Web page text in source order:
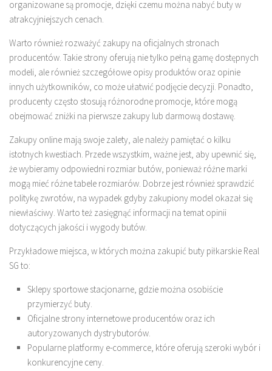
organizowane są promocje, dzięki czemu można nabyć buty w
atrakcyjniejszych cenach.
Warto również rozważyć zakupy na oficjalnych stronach
producentów. Takie strony oferują nie tylko pełną gamę dostępnych
modeli, ale również szczegółowe opisy produktów oraz opinie
innych użytkowników, co może ułatwić podjęcie decyzji. Ponadto,
producenty często stosują różnorodne promocje, które mogą
obejmować zniżki na pierwsze zakupy lub darmową dostawę.
Zakupy online mają swoje zalety, ale należy pamiętać o kilku
istotnych kwestiach. Przede wszystkim, ważne jest, aby upewnić się,
że wybieramy odpowiedni rozmiar butów, ponieważ różne marki
mogą mieć różne tabele rozmiarów. Dobrze jest również sprawdzić
politykę zwrotów, na wypadek gdyby zakupiony model okazał się
niewłaściwy. Warto też zasięgnąć informacji na temat opinii
dotyczących jakości i wygody butów.
Przykładowe miejsca, w których można zakupić buty piłkarskie Real
SG to:
Sklepy sportowe stacjonarne, gdzie można osobiście
przymierzyć buty.
Oficjalne strony internetowe producentów oraz ich
autoryzowanych dystrybutorów.
Popularne platformy e-commerce, które oferują szeroki wybór i
konkurencyjne ceny.